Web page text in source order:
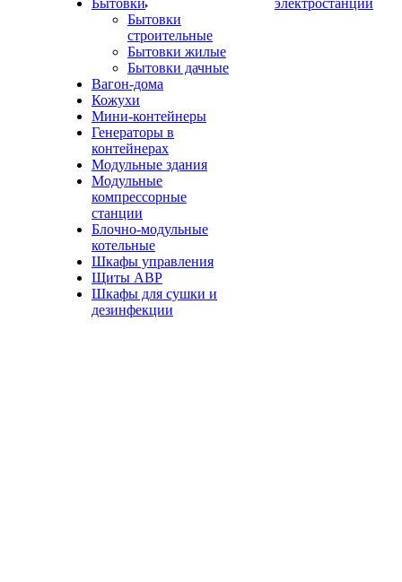
Бытовки
Бытовки
строительные
Бытовки жилые
Бытовки дачные
Вагон-дома
Кожухи
Мини-контейнеры
Генераторы в
контейнерах
Модульные здания
Модульные
компрессорные
станции
Блочно-модульные
котельные
Шкафы управления
Щиты АВР
Шкафы для сушки и
дезинфекции
электростанций